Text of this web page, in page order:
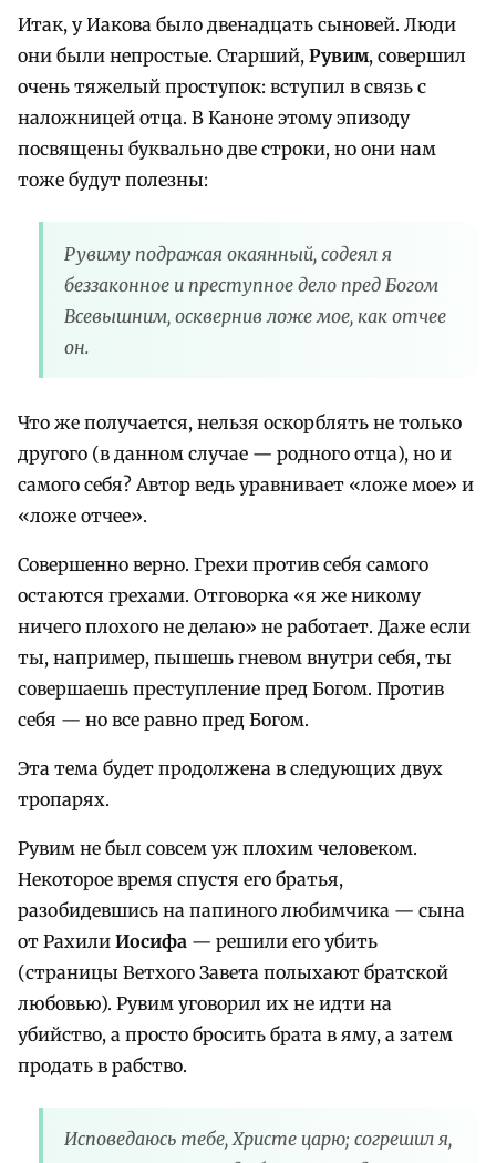
Итак, у Иакова было двенадцать сыновей. Люди
они были непростые. Старший, Рувим, совершил
очень тяжелый проступок: вступил в связь с
наложницей отца. В Каноне этому эпизоду
посвящены буквально две строки, но они нам
тоже будут полезны:
Рувиму подражая окаянный, содеял я
беззаконное и преступное дело пред Богом
Всевышним, осквернив ложе мое, как отчее
он.
Что же получается, нельзя оскорблять не только
другого (в данном случае — родного отца), но и
самого себя? Автор ведь уравнивает «ложе мое» и
«ложе отчее».
Совершенно верно. Грехи против себя самого
остаются грехами. Отговорка «я же никому
ничего плохого не делаю» не работает. Даже если
ты, например, пышешь гневом внутри себя, ты
совершаешь преступление пред Богом. Против
себя — но все равно пред Богом.
Эта тема будет продолжена в следующих двух
тропарях.
Рувим не был совсем уж плохим человеком.
Некоторое время спустя его братья,
разобидевшись на папиного любимчика — сына
от Рахили Иосифа — решили его убить
(страницы Ветхого Завета полыхают братской
любовью). Рувим уговорил их не идти на
убийство, а просто бросить брата в яму, а затем
продать в рабство.
Исповедаюсь тебе, Христе царю; согрешил я,